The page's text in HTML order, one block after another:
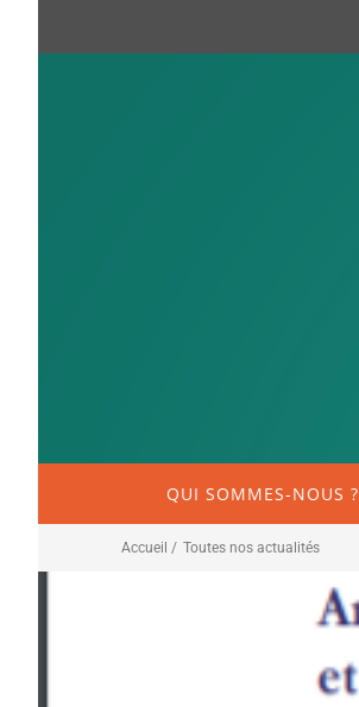
QUI SOMMES-NOUS ?
Accueil / Toutes nos actualités